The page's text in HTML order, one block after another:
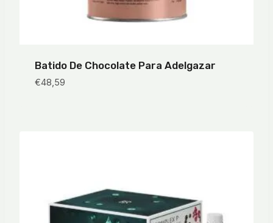
Batido De Chocolate Para Adelgazar
€48,59